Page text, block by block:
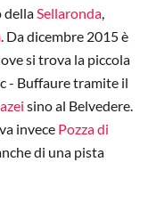
dellaSellaronda,
. Da dicembre 2015 è
si trova la piccola
- Buffaure tramite il
sino al Belvedere.
invece Pozza di
di una pista